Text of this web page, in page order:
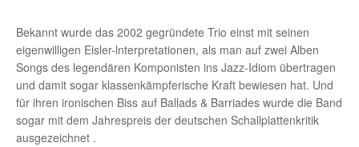
Bekannt wurde das 2002 gegründete Trio einst mit seinen
eigenwilligen Eisler-lnter­pretationen, als man auf zwei Alben
Songs des legendären Komponisten ins Jazz-Idiom übertragen
und damit sogar klassenkämpferische Kraft bewiesen hat. Und
für ihren ironischen Biss auf Ballads & Barriades wurde die Band
sogar mit dem Jahrespreis der deutschen Schallplattenkritik
ausgezeichnet .